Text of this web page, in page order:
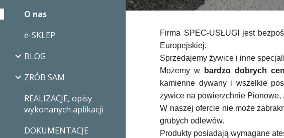
O nas
e-SKLEP
BLOG
ZRÓB SAM
REALIZACJE, opisy
wykonanych aplikacji
DOKUMENTACJE
Firma SPEC-USŁUGI jest
Europejskiej.
Sprzedajemy żywice i inne
Możemy w
bardzo dobrych
kamienne dywany i wszelkie
żywice na powierzchnie Pionowe,
W naszej ofercie nie może
grubych odlewów.
Produkty posiadają wymagane